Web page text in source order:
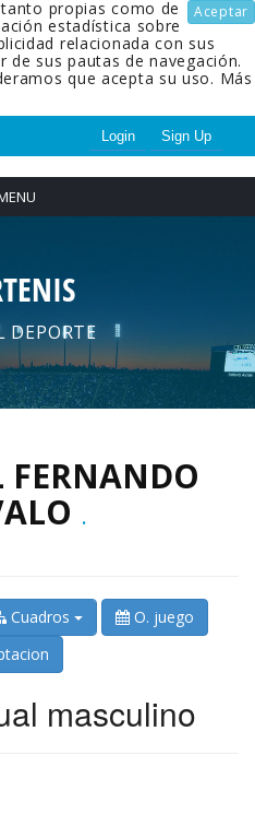
Aceptar
propias como de
estadística sobre
relacionada con sus
de sus pautas de navegación.
que acepta su uso. Más
Login Sign Up
DEPORTE
.
Cuadros
O. juego
masculino